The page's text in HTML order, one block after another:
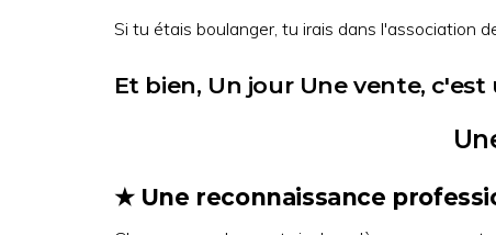
Si tu étais boulanger, tu irais dans l'association
Et bien, Un jour Une vente,
★ Une reconnaissance